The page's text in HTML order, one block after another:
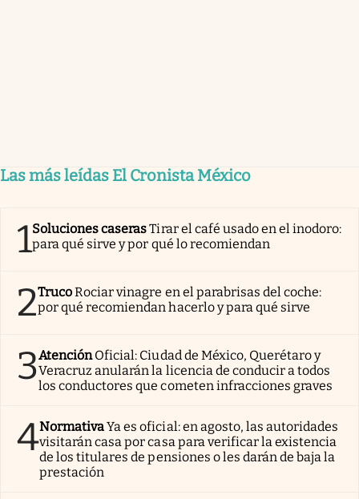
Las más leídas El Cronista México
1Soluciones caserasTirar el café usado en el inodoro:
para qué sirve y por qué lo recomiendan
2TrucoRociar vinagre en el parabrisas del coche:
por qué recomiendan hacerlo y para qué sirve
3AtenciónOficial: Ciudad de México, Querétaro y
Veracruz anularán la licencia de conducir a todos
los conductores que cometen infracciones graves
4NormativaYa es oficial: en agosto, las autoridades
visitarán casa por casa para verificar la existencia
de los titulares de pensiones o les darán de baja la
prestación